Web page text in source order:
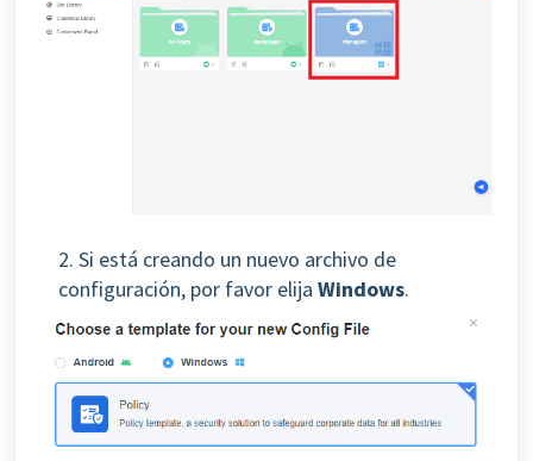
2. Si está creando un nuevo archivo de
configuración, por favor elija Windows.